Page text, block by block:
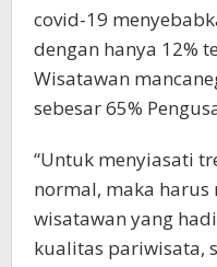
covid-19
dengan hanya 12%
Wisatawan
sebesar 65%
“Untuk menyiasati
normal, maka
wisatawan yang
kualitas pariwisata,